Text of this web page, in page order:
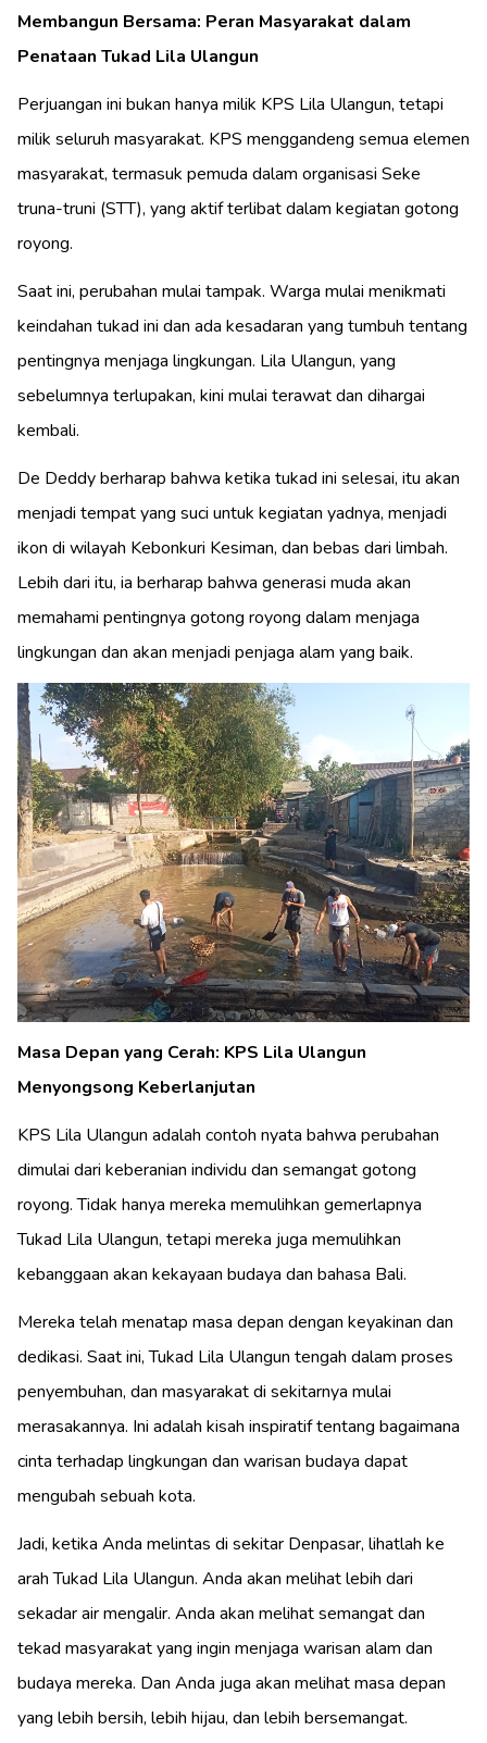
Membangun Bersama: Peran Masyarakat dalam
Penataan Tukad Lila Ulangun
Perjuangan ini bukan hanya milik KPS Lila Ulangun, tetapi
milik seluruh masyarakat. KPS menggandeng semua elemen
masyarakat, termasuk pemuda dalam organisasi Seke
truna-truni (STT), yang aktif terlibat dalam kegiatan gotong
royong.
Saat ini, perubahan mulai tampak. Warga mulai menikmati
keindahan tukad ini dan ada kesadaran yang tumbuh tentang
pentingnya menjaga lingkungan. Lila Ulangun, yang
sebelumnya terlupakan, kini mulai terawat dan dihargai
kembali.
De Deddy berharap bahwa ketika tukad ini selesai, itu akan
menjadi tempat yang suci untuk kegiatan yadnya, menjadi
ikon di wilayah Kebonkuri Kesiman, dan bebas dari limbah.
Lebih dari itu, ia berharap bahwa generasi muda akan
memahami pentingnya gotong royong dalam menjaga
lingkungan dan akan menjadi penjaga alam yang baik.
Masa Depan yang Cerah: KPS Lila Ulangun
Menyongsong Keberlanjutan
KPS Lila Ulangun adalah contoh nyata bahwa perubahan
dimulai dari keberanian individu dan semangat gotong
royong. Tidak hanya mereka memulihkan gemerlapnya
Tukad Lila Ulangun, tetapi mereka juga memulihkan
kebanggaan akan kekayaan budaya dan bahasa Bali.
Mereka telah menatap masa depan dengan keyakinan dan
dedikasi. Saat ini, Tukad Lila Ulangun tengah dalam proses
penyembuhan, dan masyarakat di sekitarnya mulai
merasakannya. Ini adalah kisah inspiratif tentang bagaimana
cinta terhadap lingkungan dan warisan budaya dapat
mengubah sebuah kota.
Jadi, ketika Anda melintas di sekitar Denpasar, lihatlah ke
arah Tukad Lila Ulangun. Anda akan melihat lebih dari
sekadar air mengalir. Anda akan melihat semangat dan
tekad masyarakat yang ingin menjaga warisan alam dan
budaya mereka. Dan Anda juga akan melihat masa depan
yang lebih bersih, lebih hijau, dan lebih bersemangat.